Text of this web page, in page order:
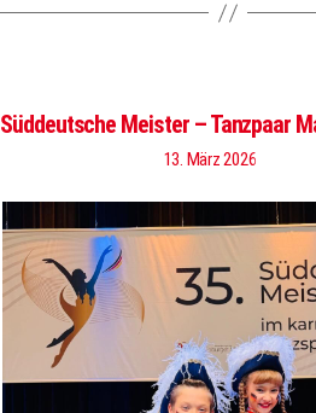
Süddeutsche Meister – Tanzpaar
13. März 2026